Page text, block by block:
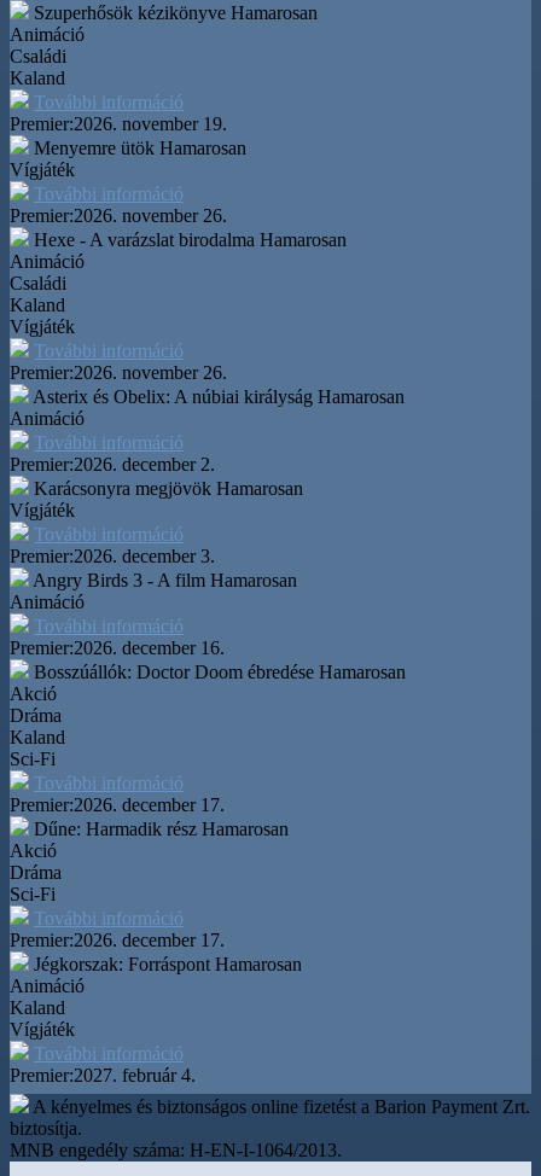
Szuperhősök kézikönyve Hamarosan
Animáció
Családi
Kaland
További információ
Premier:2026. november 19.
Menyemre ütök Hamarosan
Vígjáték
További információ
Premier:2026. november 26.
Hexe - A varázslat birodalma Hamarosan
Animáció
Családi
Kaland
Vígjáték
További információ
Premier:2026. november 26.
Asterix és Obelix: A núbiai királyság Hamarosan
Animáció
További információ
Premier:2026. december 2.
Karácsonyra megjövök Hamarosan
Vígjáték
További információ
Premier:2026. december 3.
Angry Birds 3 - A film Hamarosan
Animáció
További információ
Premier:2026. december 16.
Bosszúállók: Doctor Doom ébredése Hamarosan
Akció
Dráma
Kaland
Sci-Fi
További információ
Premier:2026. december 17.
Dűne: Harmadik rész Hamarosan
Akció
Dráma
Sci-Fi
További információ
Premier:2026. december 17.
Jégkorszak: Forráspont Hamarosan
Animáció
Kaland
Vígjáték
További információ
Premier:2027. február 4.
A kényelmes és biztonságos online fizetést a Barion Payment Zrt.
biztosítja.
MNB engedély száma: H-EN-I-1064/2013.